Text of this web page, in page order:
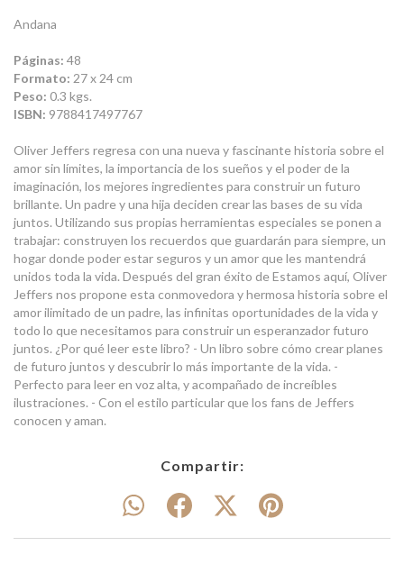
Andana
Páginas: 48
Formato: 27 x 24 cm
Peso: 0.3 kgs.
ISBN: 9788417497767
Oliver Jeffers regresa con una nueva y fascinante historia sobre el
amor sin límites, la importancia de los sueños y el poder de la
imaginación, los mejores ingredientes para construir un futuro
brillante. Un padre y una hija deciden crear las bases de su vida
juntos. Utilizando sus propias herramientas especiales se ponen a
trabajar: construyen los recuerdos que guardarán para siempre, un
hogar donde poder estar seguros y un amor que les mantendrá
unidos toda la vida. Después del gran éxito de Estamos aquí, Oliver
Jeffers nos propone esta conmovedora y hermosa historia sobre el
amor ilimitado de un padre, las infinitas oportunidades de la vida y
todo lo que necesitamos para construir un esperanzador futuro
juntos. ¿Por qué leer este libro? - Un libro sobre cómo crear planes
de futuro juntos y descubrir lo más importante de la vida. -
Perfecto para leer en voz alta, y acompañado de increíbles
ilustraciones. - Con el estilo particular que los fans de Jeffers
conocen y aman.
Compartir: